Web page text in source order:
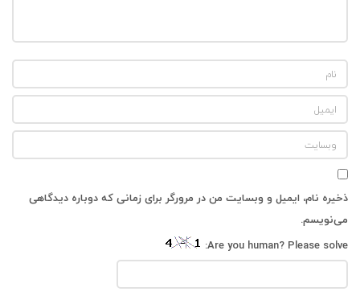
ذخیره نام، ایمیل و وبسایت من در مرورگر برای زمانی که دوباره دیدگاهی
می‌نویسم.
Are you human? Please solve: